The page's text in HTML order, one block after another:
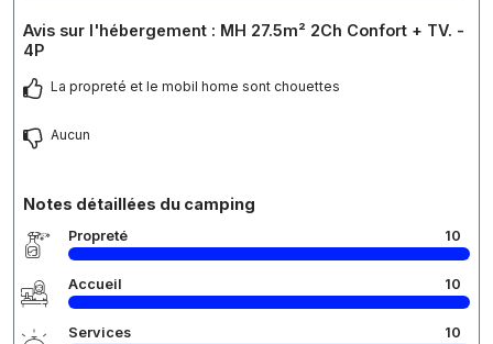
Avis sur l'hébergement : MH 27.5m² 2Ch Confort + TV. -
4P
La propreté et le mobil home sont chouettes
Aucun
Notes détaillées du camping
Propreté 10
Accueil 10
Services 10